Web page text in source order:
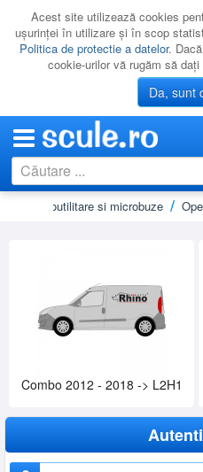
Acest site utilizează cookies
uşurinţei în utilizare şi în scop
Politica de protectie a datelor.
cookie-urilor vă rugăm să
Da, sunt
CATEGORII
RESIGILATE
LICHIDARE
PRODUCATORI
SERVICE
autoutilitare si microbuze
Combo 2012 - 2018 -> L2H1